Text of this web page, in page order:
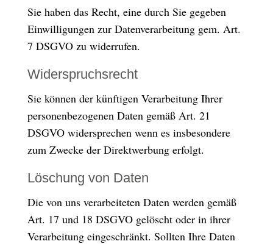
Sie haben das Recht, eine durch Sie gegeben
Einwilligungen zur Datenverarbeitung gem. Art.
7 DSGVO zu widerrufen.
Widerspruchsrecht
Sie können der künftigen Verarbeitung Ihrer
personenbezogenen Daten gemäß Art. 21
DSGVO widersprechen wenn es insbesondere
zum Zwecke der Direktwerbung erfolgt.
Löschung von Daten
Die von uns verarbeiteten Daten werden gemäß
Art. 17 und 18 DSGVO gelöscht oder in ihrer
Verarbeitung eingeschränkt. Sollten Ihre Daten